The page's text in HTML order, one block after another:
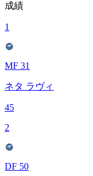
成績
1
MF 31
ネタ ラヴィ
45
2
DF 50